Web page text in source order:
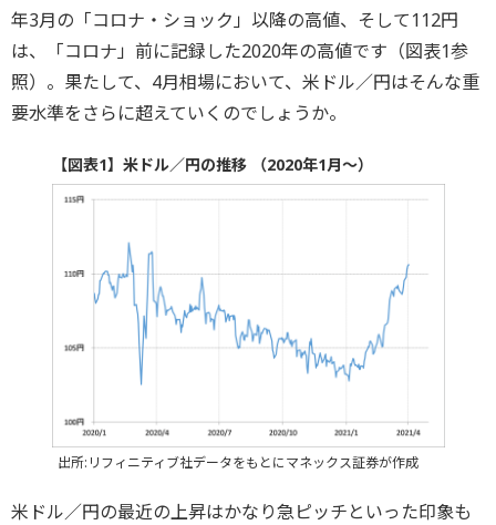
年3月の「コロナ・ショック」以降の高値、そして112円
は、「コロナ」前に記録した2020年の高値です（図表1参
照）。果たして、4月相場において、米ドル／円はそんな重
要水準をさらに超えていくのでしょうか。
【図表1】米ドル／円の推移 （2020年1月～）
出所:リフィニティブ社データをもとにマネックス証券が作成
米ドル／円の最近の上昇はかなり急ピッチといった印象も